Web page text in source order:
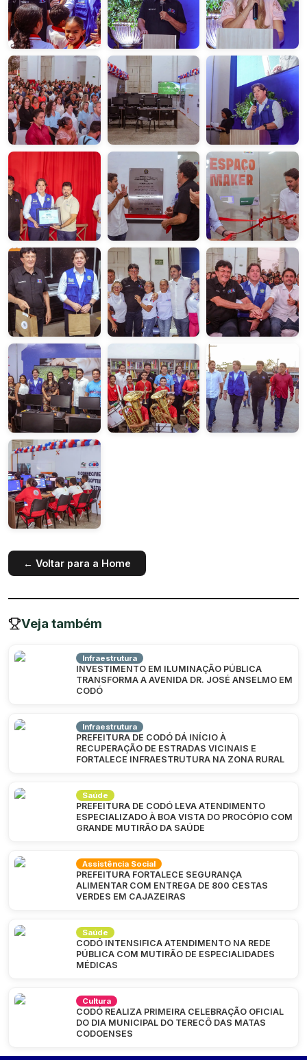
← Voltar para a Home
Veja também
Infraestrutura
INVESTIMENTO EM ILUMINAÇÃO PÚBLICA
TRANSFORMA A AVENIDA DR. JOSÉ ANSELMO EM
CODÓ
Infraestrutura
PREFEITURA DE CODÓ DÁ INÍCIO À
RECUPERAÇÃO DE ESTRADAS VICINAIS E
FORTALECE INFRAESTRUTURA NA ZONA RURAL
Saúde
PREFEITURA DE CODÓ LEVA ATENDIMENTO
ESPECIALIZADO À BOA VISTA DO PROCÓPIO COM
GRANDE MUTIRÃO DA SAÚDE
Assistência Social
PREFEITURA FORTALECE SEGURANÇA
ALIMENTAR COM ENTREGA DE 800 CESTAS
VERDES EM CAJAZEIRAS
Saúde
CODÓ INTENSIFICA ATENDIMENTO NA REDE
PÚBLICA COM MUTIRÃO DE ESPECIALIDADES
MÉDICAS
Cultura
CODÓ REALIZA PRIMEIRA CELEBRAÇÃO OFICIAL
DO DIA MUNICIPAL DO TERECÔ DAS MATAS
CODOENSES